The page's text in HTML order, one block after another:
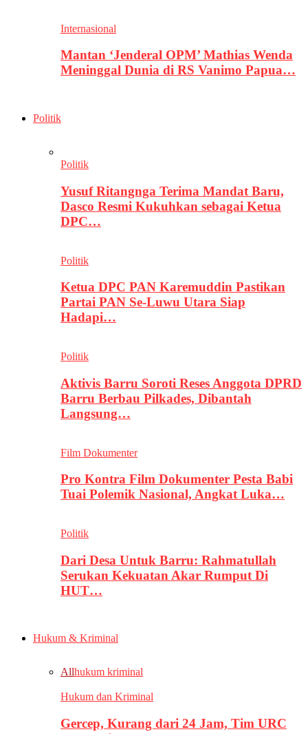
Internasional
Mantan ‘Jenderal OPM’ Mathias Wenda
Meninggal Dunia di RS Vanimo Papua…
Politik
Politik
Yusuf Ritangnga Terima Mandat Baru,
Dasco Resmi Kukuhkan sebagai Ketua
DPC…
Politik
Ketua DPC PAN Karemuddin Pastikan
Partai PAN Se-Luwu Utara Siap
Hadapi…
Politik
Aktivis Barru Soroti Reses Anggota DPRD
Barru Berbau Pilkades, Dibantah
Langsung…
Film Dokumenter
Pro Kontra Film Dokumenter Pesta Babi
Tuai Polemik Nasional, Angkat Luka…
Politik
Dari Desa Untuk Barru: Rahmatullah
Serukan Kekuatan Akar Rumput Di
HUT…
Hukum & Kriminal
Allhukum kriminal
Hukum dan Kriminal
Gercep, Kurang dari 24 Jam, Tim URC